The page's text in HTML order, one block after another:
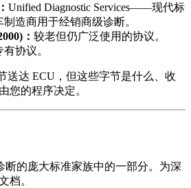
Unified Diagnostic Services——现代标
造商用于经销商级诊断。
： 较老但仍广泛使用的协议。
协议。
送达 ECU，但这些字节是什么、收
您的程序决定。
断的庞大标准家族中的一部分。为深
档。